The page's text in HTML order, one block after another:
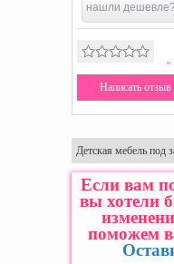
нашли
»
Написать отзыв
Детская мебель под
Если вам
вы хотели
поможем